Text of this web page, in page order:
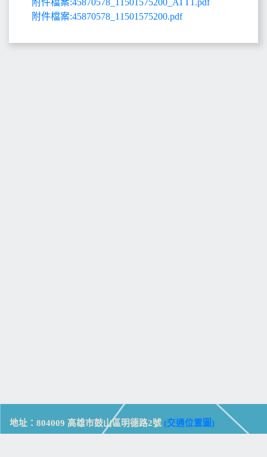
附件檔案:45870578_11501575200_ATT1.pdf
附件檔案:45870578_11501575200.pdf
地址：804009 高雄市鼓山區明德路2號 (交通位置圖)